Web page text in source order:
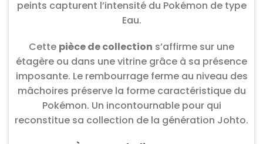
peints capturent l’intensité du Pokémon de type
Eau.
Cette pièce de collection s’affirme sur une
étagère ou dans une vitrine grâce à sa présence
imposante. Le rembourrage ferme au niveau des
mâchoires préserve la forme caractéristique du
Pokémon. Un incontournable pour qui
reconstitue sa collection de la génération Johto.